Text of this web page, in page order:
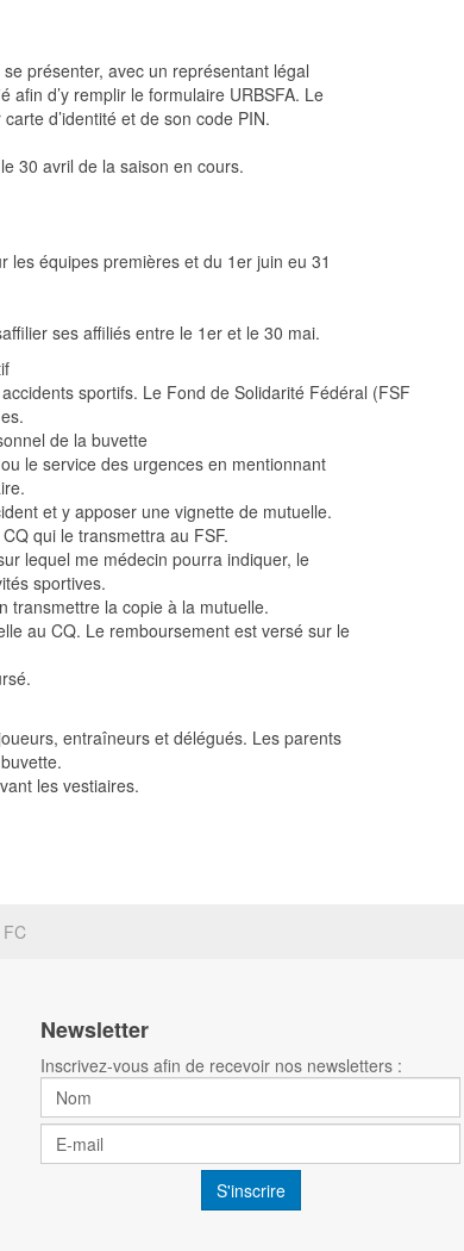
présenter, avec un représentant légal
afin d’y remplir le formulaire URBSFA. Le
d’identité et de son code PIN.
30 avril de la saison en cours.
équipes premières et du 1er juin eu 31
ses affiliés entre le 1er et le 30 mai.
sportifs. Le Fond de Solidarité Fédéral (FSF
de la buvette
le service des urgences en mentionnant
et y apposer une vignette de mutuelle.
qui le transmettra au FSF.
lequel me médecin pourra indiquer, le
sportives.
transmettre la copie à la mutuelle.
au CQ. Le remboursement est versé sur le
entraîneurs et délégués. Les parents
les vestiaires.
Newsletter
Inscrivez-vous afin de recevoir nos newsletters :